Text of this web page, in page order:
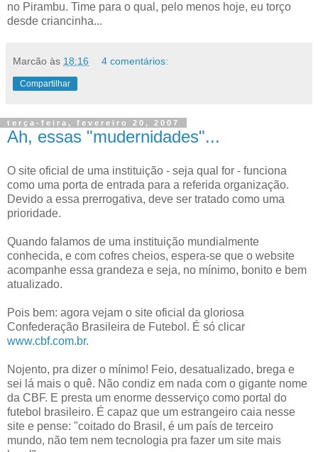
no Pirambu. Time para o qual, pelo menos hoje, eu torço
desde criancinha...
Marcão às 18:16 4 comentários:
Compartilhar
terça-feira, fevereiro 20, 2007
Ah, essas "mudernidades"...
O site oficial de uma instituição - seja qual for - funciona
como uma porta de entrada para a referida organização.
Devido a essa prerrogativa, deve ser tratado como uma
prioridade.
Quando falamos de uma instituição mundialmente
conhecida, e com cofres cheios, espera-se que o website
acompanhe essa grandeza e seja, no mínimo, bonito e bem
atualizado.
Pois bem: agora vejam o site oficial da gloriosa
Confederação Brasileira de Futebol. É só clicar
www.cbf.com.br.
Nojento, pra dizer o mínimo! Feio, desatualizado, brega e
sei lá mais o quê. Não condiz em nada com o gigante nome
da CBF. E presta um enorme desserviço como portal do
futebol brasileiro. É capaz que um estrangeiro caia nesse
site e pense: "coitado do Brasil, é um país de terceiro
mundo, não tem nem tecnologia pra fazer um site mais